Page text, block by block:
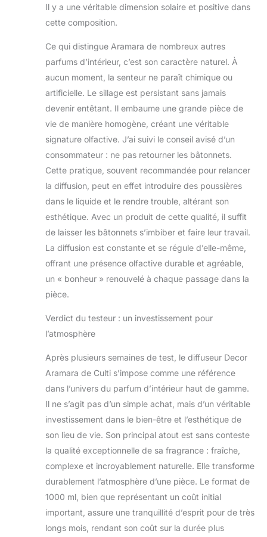
Il y a une véritable dimension solaire et positive dans
cette composition.
Ce qui distingue Aramara de nombreux autres
parfums d’intérieur, c’est son caractère naturel. À
aucun moment, la senteur ne paraît chimique ou
artificielle. Le sillage est persistant sans jamais
devenir entêtant. Il embaume une grande pièce de
vie de manière homogène, créant une véritable
signature olfactive. J’ai suivi le conseil avisé d’un
consommateur : ne pas retourner les bâtonnets.
Cette pratique, souvent recommandée pour relancer
la diffusion, peut en effet introduire des poussières
dans le liquide et le rendre trouble, altérant son
esthétique. Avec un produit de cette qualité, il suffit
de laisser les bâtonnets s’imbiber et faire leur travail.
La diffusion est constante et se régule d’elle-même,
offrant une présence olfactive durable et agréable,
un « bonheur » renouvelé à chaque passage dans la
pièce.
Verdict du testeur : un investissement pour
l’atmosphère
Après plusieurs semaines de test, le diffuseur Decor
Aramara de Culti s’impose comme une référence
dans l’univers du parfum d’intérieur haut de gamme.
Il ne s’agit pas d’un simple achat, mais d’un véritable
investissement dans le bien-être et l’esthétique de
son lieu de vie. Son principal atout est sans conteste
la qualité exceptionnelle de sa fragrance : fraîche,
complexe et incroyablement naturelle. Elle transforme
durablement l’atmosphère d’une pièce. Le format de
1000 ml, bien que représentant un coût initial
important, assure une tranquillité d’esprit pour de très
longs mois, rendant son coût sur la durée plus